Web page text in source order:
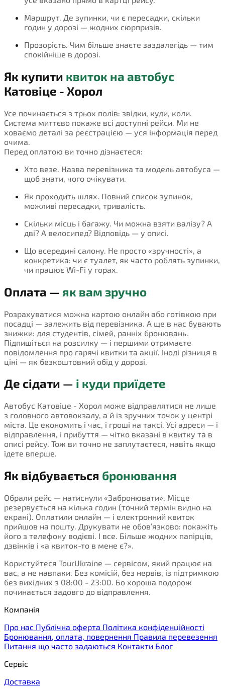
Маршрут. Де зупинки, чи є пересадки, скільки
годин у дорозі — жодних сюрпризів.
Прозорість. Чим більше знаєте заздалегідь — тим
спокійніше в дорозі.
Як купити квиток на автобус
Катовіце - Хорол
Усе починається з трьох полів: звідки, куди, коли.
Система миттєво покаже всі доступні рейси. Ми не
ховаємо деталі за реєстрацією — уся інформація перед
очима.
Перед оплатою ви точно дізнаєтеся:
Хто везе. Назва перевізника та модель автобуса —
щоб знати, чого очікувати.
Як проходить шлях. Повний список зупинок,
можливі пересадки, тривалість.
Скільки місць і багажу. Чи можна взяти валізу? А
дві? А велосипед? Відповідь — у описі.
Що всередині салону. Не просто «зручності», а
конкретика: чи є туалет, як часто роблять зупинки,
чи працює Wi-Fi у горах.
Оплата — як вам зручно
Розрахуватися можна картою онлайн або готівкою при
посадці — залежить від перевізника. А ще в нас бувають
знижки: для студентів, сімей, ранніх бронювань.
Підпишіться на розсилку — і першими отримаєте
повідомлення про гарячі квитки та акції. Іноді різниця в
ціні — як безкоштовний обід у дорозі.
Де сідати — і куди приїдете
Автобус Катовіце - Хорол може відправлятися не лише
з головного автовокзалу, а й із зручних точок у центрі
міста. Це економить і час, і гроші на таксі. Усі адреси — і
відправлення, і прибуття — чітко вказані в квитку та в
описі рейсу. Тож ви точно не заплутаєтеся, навіть якщо
їдете вперше.
Як відбувається бронювання
Обрали рейс — натиснули «Забронювати». Місце
резервується на кілька годин (точний термін видно на
екрані). Оплатили онлайн — і електронний квиток
прийшов на пошту. Друкувати не обов’язково: покажіть
його з телефону водієві. І все. Більше жодних папірців,
дзвінків і «а квиток-то в мене є?».
Користуйтеся TourUkraine — сервісом, який працює на
вас, а не навпаки. Без комісій, без нервів, із підтримкою
без вихідних з 08:00 - 23:00. Бо хороша подорож
починається задовго до відправлення.
Компанія
Про нас Публічна оферта Політика конфіденційності
Бронювання, оплата, повернення Правила перевезення
Питання що часто задаються Контакти Блог
Сервіс
Доставка